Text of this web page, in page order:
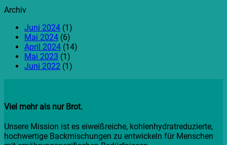
Archiv
Juni 2024 (1)
Mai 2024 (6)
April 2024 (14)
Mai 2023 (1)
Juni 2022 (1)
Viel mehr als nur Brot.
Unsere Mission ist es eiweißreiche, kohlenhydratreduzierte,
hochwertige Backmischungen zu entwickeln für Menschen